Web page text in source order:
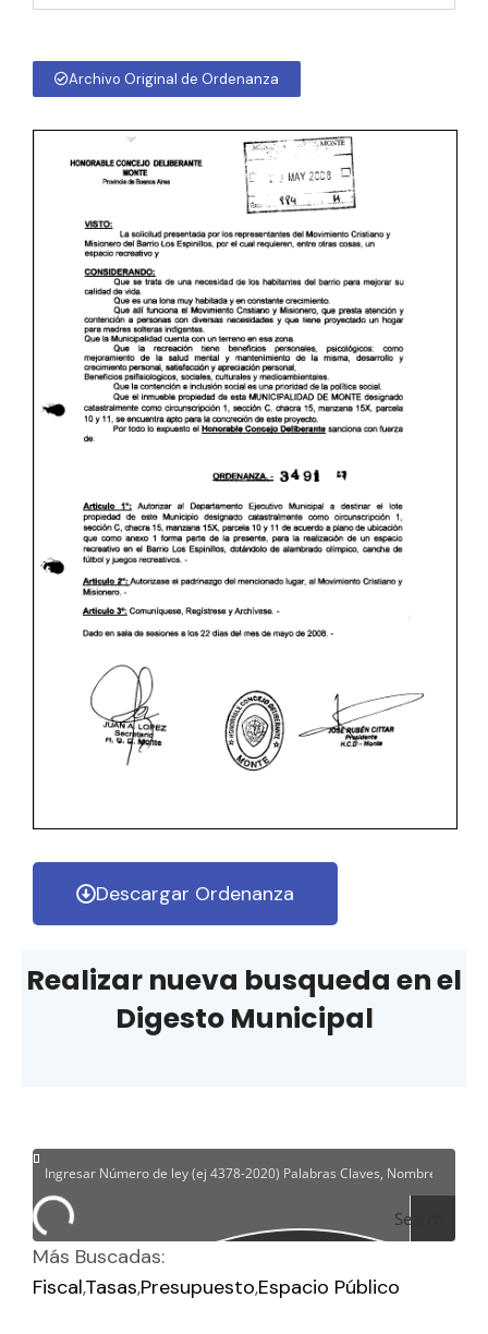
Archivo Original de Ordenanza
Descargar Ordenanza
Realizar nueva busqueda en el
Digesto Municipal
Search
Más Buscadas:
FiscalTasas Presupuesto Espacio Público